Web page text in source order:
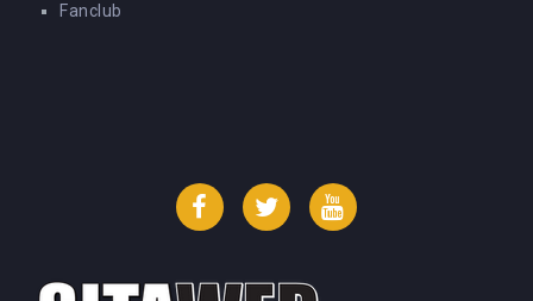
Fanclub
FacebookTwitter YouTube